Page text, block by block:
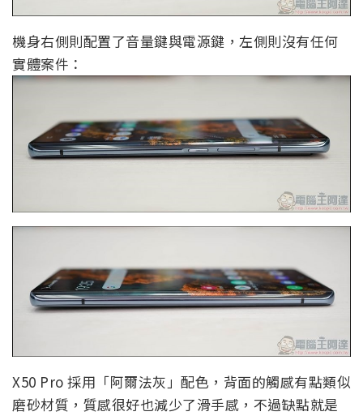
機身右側則配置了音量鍵與電源鍵，左側則沒有任何
實體案件：
X50 Pro 採用「阿爾法灰」配色，背面的觸感有點類似
磨砂材質，質感很好也減少了滑手感，不過缺點就是